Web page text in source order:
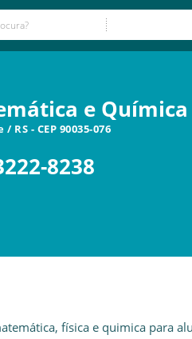
e Química
/ RS - CEP 90035-076
8238
física e quimica para